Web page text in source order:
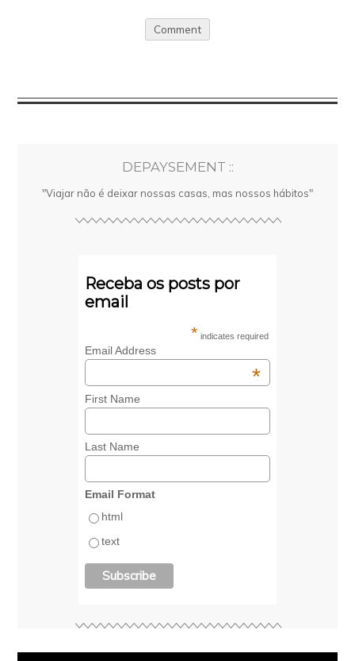
DEPAYSEMENT ::
"Viajar não é deixar nossas casas, mas nossos hábitos"
Receba os posts por
email
* indicates required
Email Address
*
First Name
Last Name
Email Format
html
text